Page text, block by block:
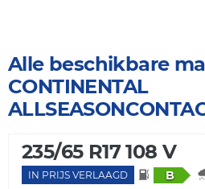
Alle beschikbare
CONTINENTAL
235/65 R17 108 V
IN PRIJS VERLAAGD B